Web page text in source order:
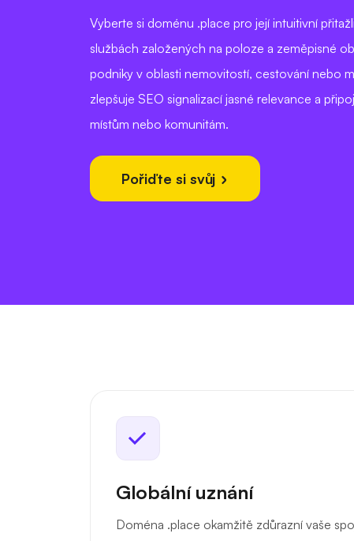
Vyberte si doménu .place pro její intuitivní
službách založených na poloze a zeměpisné
podniky v oblasti nemovitostí, cestování nebo
zlepšuje SEO signalizací jasné relevance a
místům nebo komunitám.
Pořiďte si svůj
Globální uznání
Doména .place okamžitě zdůrazní vaše